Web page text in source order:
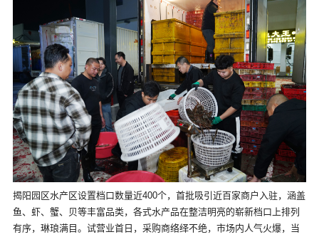
揭阳园区水产区设置档口数量近400个，首批吸引近百家商户入驻，涵盖
鱼、虾、蟹、贝等丰富品类，各式水产品在整洁明亮的崭新档口上排列
有序，琳琅满目。试营业首日，采购商络绎不绝，市场内人气火爆，当